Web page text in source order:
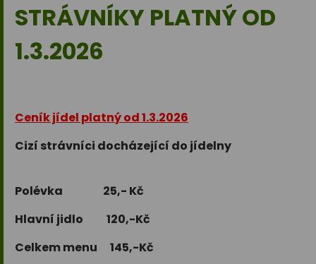
STRÁVNÍKY PLATNÝ OD
1.3.2026
Ceník jídel platný od 1.3.2026
Cizí strávníci docházející do jídelny
Polévka 25,- Kč
Hlavní jidlo 120,-Kč
Celkem menu 145,-Kč